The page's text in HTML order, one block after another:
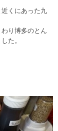
くにあった九
り博多のとん
た。